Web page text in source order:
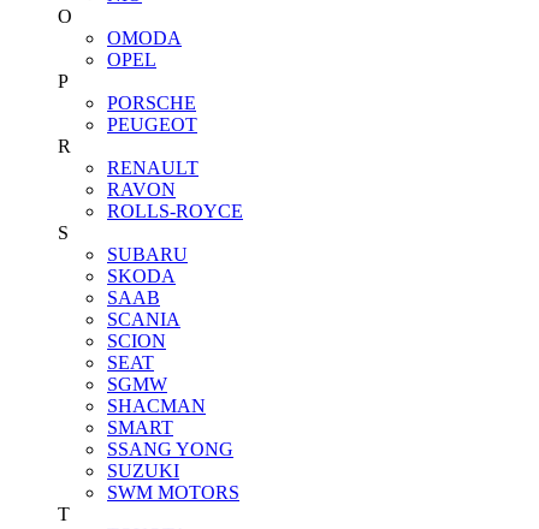
O
OMODA
OPEL
P
PORSCHE
PEUGEOT
R
RENAULT
RAVON
ROLLS-ROYCE
S
SUBARU
SKODA
SAAB
SCANIA
SCION
SEAT
SGMW
SHACMAN
SMART
SSANG YONG
SUZUKI
SWM MOTORS
T